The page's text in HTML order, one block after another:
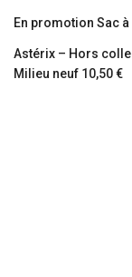
En promotion Sac
Astérix – Hors
Milieu neuf 10,50 €